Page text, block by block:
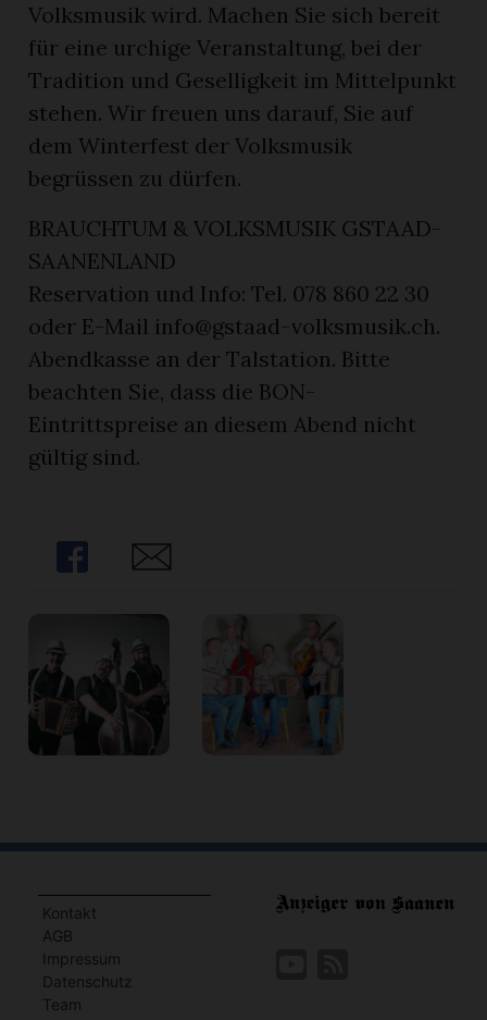
Volksmusik wird. Machen Sie sich bereit
für eine urchige Veranstaltung, bei der
Tradition und Geselligkeit im Mittelpunkt
stehen. Wir freuen uns darauf, Sie auf
dem Winterfest der Volksmusik
begrüssen zu dürfen.
BRAUCHTUM & VOLKSMUSIK GSTAAD-
SAANENLAND
Reservation und Info: Tel. 078 860 22 30
oder E-Mail info@gstaad-volksmusik.ch.
Abendkasse an der Talstation. Bitte
beachten Sie, dass die BON-
Eintrittspreise an diesem Abend nicht
gültig sind.
Share Share
Kontakt
AGB
Impressum
Datenschutz
Team